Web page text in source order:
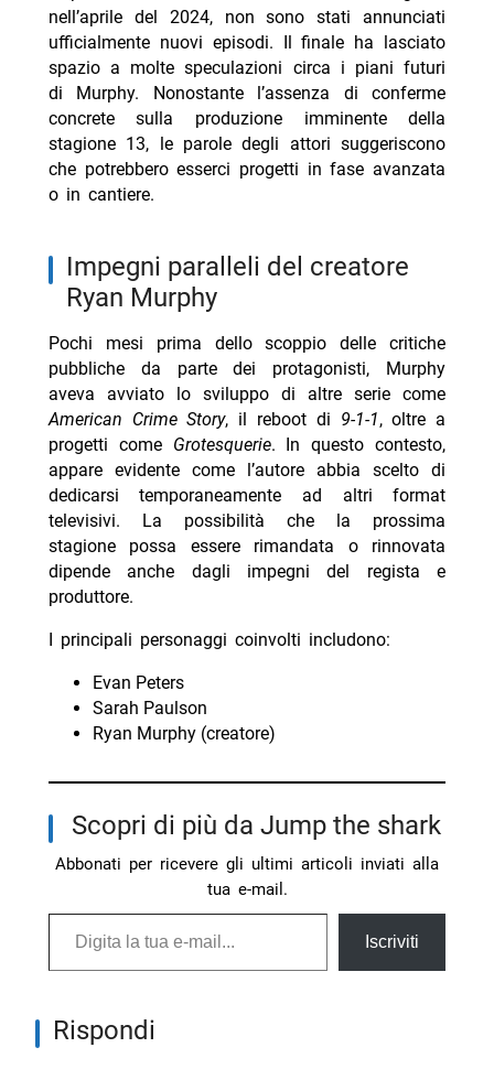
nell’aprile del 2024, non sono stati annunciati
ufficialmente nuovi episodi. Il finale ha lasciato
spazio a molte speculazioni circa i piani futuri
di Murphy. Nonostante l’assenza di conferme
concrete sulla produzione imminente della
stagione 13, le parole degli attori suggeriscono
che potrebbero esserci progetti in fase avanzata
o in cantiere.
impegni paralleli del creatore
Ryan Murphy
Pochi mesi prima dello scoppio delle critiche
pubbliche da parte dei protagonisti, Murphy
aveva avviato lo sviluppo di altre serie come
American Crime Story, il reboot di 9-1-1, oltre a
progetti come Grotesquerie. In questo contesto,
appare evidente come l’autore abbia scelto di
dedicarsi temporaneamente ad altri format
televisivi. La possibilità che la prossima
stagione possa essere rimandata o rinnovata
dipende anche dagli impegni del regista e
produttore.
I principali personaggi coinvolti includono:
Evan Peters
Sarah Paulson
Ryan Murphy (creatore)
Scopri di più da Jump the shark
Abbonati per ricevere gli ultimi articoli inviati alla
tua e-mail.
Digita la tua e-mail...
Iscriviti
Rispondi